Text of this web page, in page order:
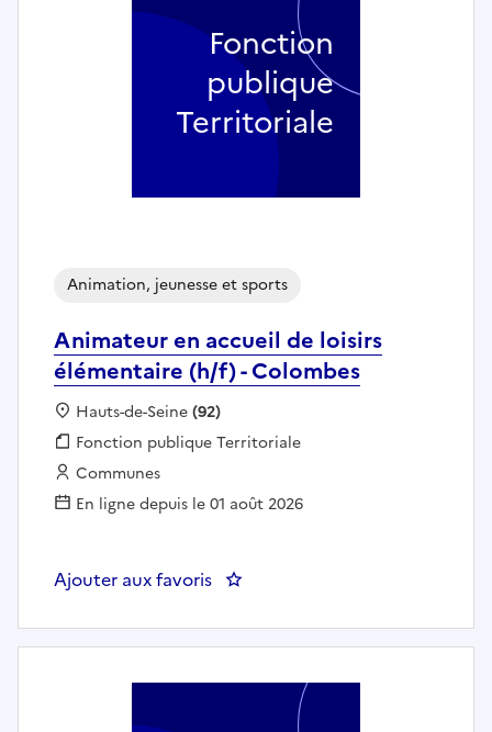
Animateur en accueil de loisirs
élémentaire (h/f) - Colombes
Animation, jeunesse et sports
Localisation :
Hauts-de-Seine(92)
Fonction publique :
Fonction publique Territoriale
Employeur :
Communes
En ligne depuis le 01 août 2026
Ajouter aux favoris
Fonction
publique
Territoriale